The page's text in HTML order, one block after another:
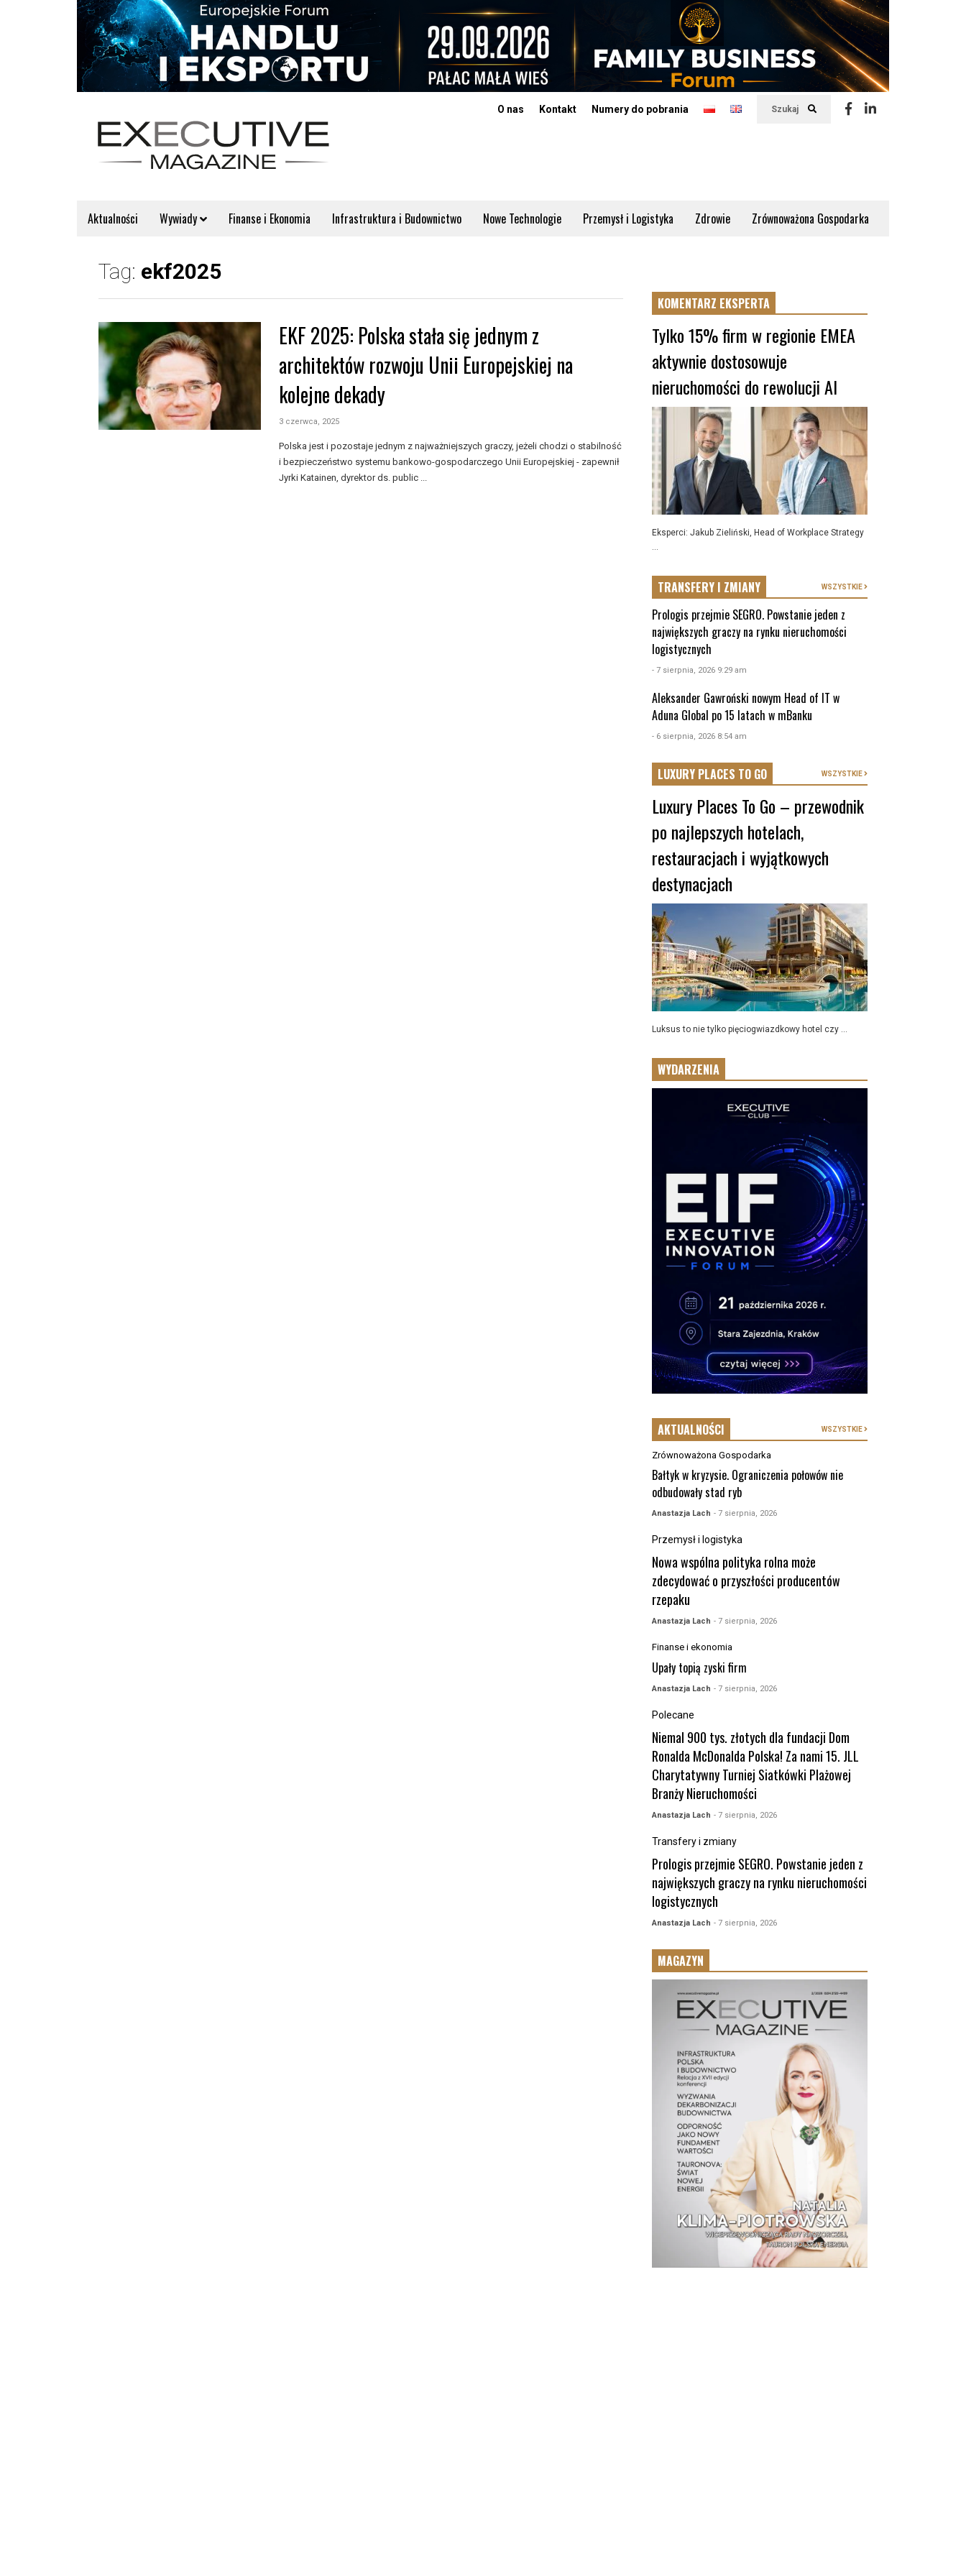
Szukaj
O nas Kontakt Numery do pobrania
Aktualności Wywiady Finanse i Ekonomia Infrastruktura i Budownictwo Nowe Technologie Przemysł i Logistyka Zdrowie Zrównoważona Gospodarka
Tag: ekf2025
EKF 2025: Polska stała się jednym z
architektów rozwoju Unii Europejskiej na
kolejne dekady
3 czerwca, 2025
Polska jest i pozostaje jednym z najważniejszych graczy, jeżeli chodzi o stabilność
i bezpieczeństwo systemu bankowo-gospodarczego Unii Europejskiej - zapewnił
Jyrki Katainen, dyrektor ds. public ...
KOMENTARZ EKSPERTA
Tylko 15% firm w regionie EMEA
aktywnie dostosowuje
nieruchomości do rewolucji AI
Eksperci: Jakub Zieliński, Head of Workplace Strategy
...
TRANSFERY I ZMIANY WSZYSTKIE
Prologis przejmie SEGRO. Powstanie jeden z
największych graczy na rynku nieruchomości
logistycznych
- 7 sierpnia, 2026 9:29 am
Aleksander Gawroński nowym Head of IT w
Aduna Global po 15 latach w mBanku
- 6 sierpnia, 2026 8:54 am
LUXURY PLACES TO GO WSZYSTKIE
Luxury Places To Go – przewodnik
po najlepszych hotelach,
restauracjach i wyjątkowych
destynacjach
Luksus to nie tylko pięciogwiazdkowy hotel czy ...
WYDARZENIA
AKTUALNOŚCI WSZYSTKIE
Zrównoważona Gospodarka
Bałtyk w kryzysie. Ograniczenia połowów nie
odbudowały stad ryb
Anastazja Lach - 7 sierpnia, 2026
Przemysł i logistyka
Nowa wspólna polityka rolna może
zdecydować o przyszłości producentów
rzepaku
Anastazja Lach - 7 sierpnia, 2026
Finanse i ekonomia
Upały topią zyski firm
Anastazja Lach - 7 sierpnia, 2026
Polecane
Niemal 900 tys. złotych dla fundacji Dom
Ronalda McDonalda Polska! Za nami 15. JLL
Charytatywny Turniej Siatkówki Plażowej
Branży Nieruchomości
Anastazja Lach - 7 sierpnia, 2026
Transfery i zmiany
Prologis przejmie SEGRO. Powstanie jeden z
największych graczy na rynku nieruchomości
logistycznych
Anastazja Lach - 7 sierpnia, 2026
MAGAZYN